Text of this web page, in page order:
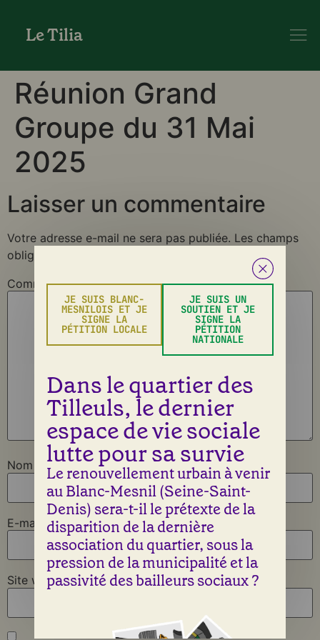
Le Tilia
Réunion Grand
Groupe du 31 Mai
2025
Laisser un commentaire
Votre adresse e-mail ne sera pas publiée. Les champs
obligatoires sont indiqués avec
Commentaire*
Nom
E-mail *
Site web
JE SUIS BLANC-
MESNILOIS ET JE
SIGNE LA
PÉTITION LOCALE
JE SUIS UN
SOUTIEN ET JE
SIGNE LA
PÉTITION
NATIONALE
Dans le quartier des
Tilleuls, le dernier
espace de vie sociale
lutte pour sa survie
Le renouvellement urbain à venir
au Blanc-Mesnil (Seine-Saint-
Denis) sera-t-il le prétexte de la
disparition de la dernière
association du quartier, sous la
pression de la municipalité et la
passivité des bailleurs sociaux ?